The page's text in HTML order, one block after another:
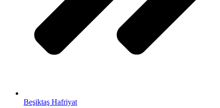
Beşiktaş Hafriyat